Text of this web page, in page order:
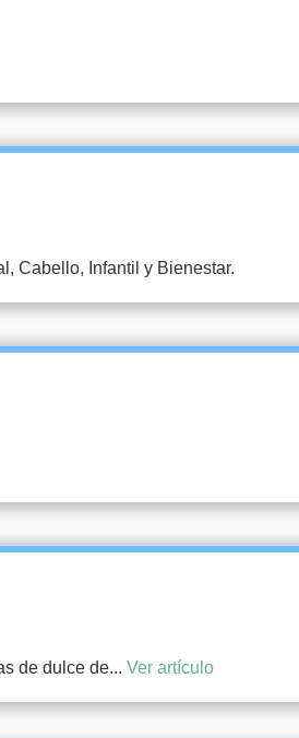
Cabello, Infantil y Bienestar.
de dulce de... Ver artículo